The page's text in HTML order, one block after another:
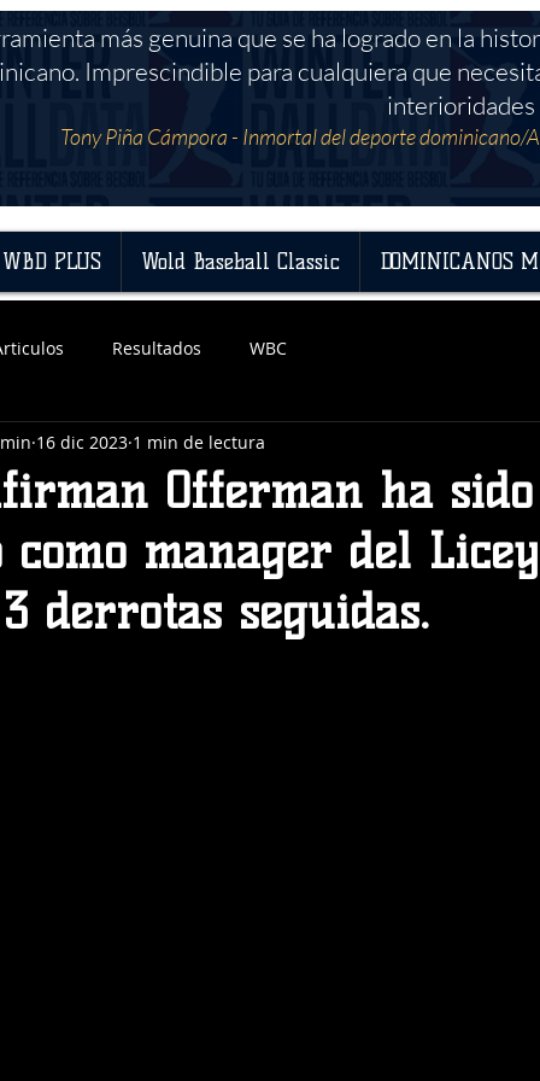
WBD PLUS Wold Baseball Classic DOMINICANOS
más genuina que se ha logrado en la
Imprescindible para cualquiera que
interioridades
Tony Piña Cámpora - Inmortal del deporte
Resultados WBC
Offerman ha sido
como manager del
derrotas seguidas.
16 dic 2023 1 min de lectura